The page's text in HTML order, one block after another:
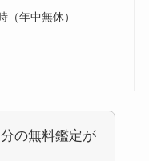
年中無休）
の無料鑑定が